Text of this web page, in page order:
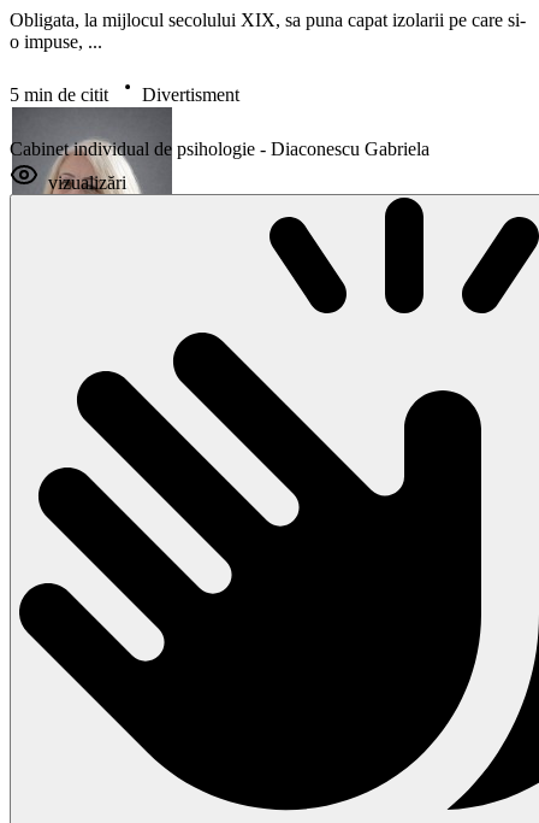
Obligata, la mijlocul secolului XIX, sa puna capat izolarii pe care si-
o impuse, ...
5 min de citit Divertisment
Cabinet individual de psihologie - Diaconescu Gabriela
vizualizări